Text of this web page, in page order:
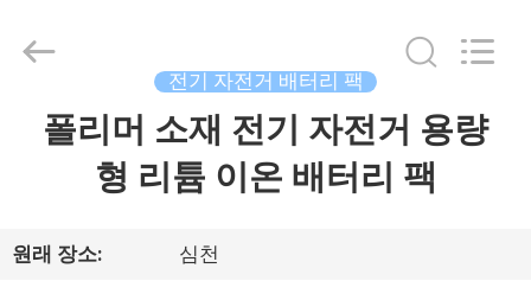
품
2011
Sunland
Reserved.
전기 자전거 배터리 팩
폴리머 소재 전기 자전거 용량
형 리튬 이온 배터리 팩
원래 장소: 심천